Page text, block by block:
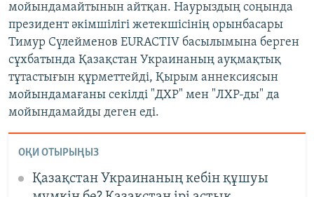
мойындамайтынын айтқан. Наурыздың соңында
президент әкімшілігі жетекшісінің орынбасары
Тимур Сүлейменов EURACTIV басылымына берген
сұхбатында Қазақстан Украинаның ауқмақтық
тұтастығын құрметтейді, Қырым аннексиясын
мойындамағаны секілді "ДХР" мен "ЛХР-ды" да
мойындамайды деген еді.
ОҚИ ОТЫРЫҢЫЗ
Қазақстан Украинаның кебін құшуы